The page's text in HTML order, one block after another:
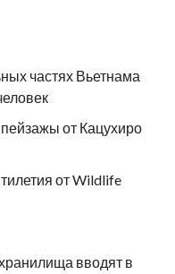
частях Вьетнама
от Кацухиро
от Wildlife
вводят в